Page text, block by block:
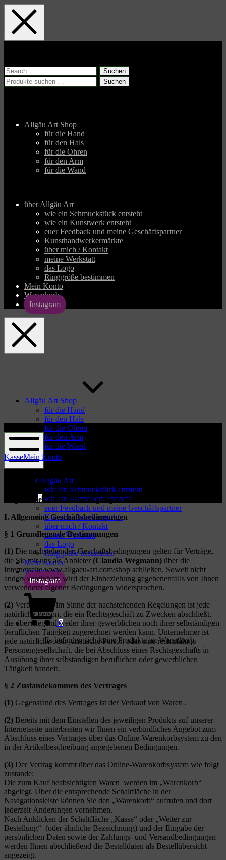
Skip
main
navigation
Skip
main
content
Skip
footer
Suchen
nach:
Suchen
Allgäu Art Shop
für die Hand
für den Hals
für die Ohren
für den Arm
für die Wand
über Allgäu Art
wie ein Schmuckstück entsteht
wie ein Kunstwerk entsteht
euer Feedback und meine Geschäftspartner
Kunsthandwerkermärkte
über mich / Kontakt
meine Werkstatt
das Logo
Ringgröße bestimmen
Mein Konto
Warenkorb
Instagram
Allgäu Art Shop
für die Hand
für den Hals
für die Ohren
für den Arm
für die Wand
über Allgäu Art
wie ein Schmuckstück entsteht
wie ein Kunstwerk entsteht
euer Feedback und meine Geschäftspartner
Kunsthandwerkermärkte
über mich / Kontakt
meine Werkstatt
das Logo
Ringgröße bestimmen
Mein Konto
Warenkorb
Instagram
Cart
0
Es befinden sich keine Produkte im Warenkorb.
art.com
Mobile
Menu
0
KasseMein Konto
Allgemeine Geschäftsbedingungen und Kundeninformationen
I. Allgemeine Geschäftsbedingungen
§ 1 Grundlegende Bestimmungen
(1) Die nachstehenden Geschäftsbedingungen gelten für Verträge,
die Sie mit uns als Anbieter (Claudia Wegmann) über die
Internetseite www.allgaeu-art.com/shop schließen. Soweit nicht
anders vereinbart, wird der Einbeziehung gegebenenfalls von Ihnen
verwendeter eigener Bedingungen widersprochen.
(2) Verbraucher im Sinne der nachstehenden Regelungen ist jede
natürliche Person, die ein Rechtsgeschäft zu Zwecken abschließt,
die überwiegend weder ihrer gewerblichen noch ihrer selbständigen
beruflichen Tätigkeit zugerechnet werden kann. Unternehmer ist
jede natürliche oder juristische Person oder eine rechtsfähige
Personengesellschaft, die bei Abschluss eines Rechtsgeschäfts in
Ausübung ihrer selbständigen beruflichen oder gewerblichen
Tätigkeit handelt.
§ 2 Zustandekommen des Vertrages
(1) Gegenstand des Vertrages ist der Verkauf von Waren .
(2) Bereits mit dem Einstellen des jeweiligen Produkts auf unserer
Internetseite unterbreiten wir Ihnen ein verbindliches Angebot zum
Abschluss eines Vertrages über das Online-Warenkorbsystem zu den
in der Artikelbeschreibung angegebenen Bedingungen.
(3) Der Vertrag kommt über das Online-Warenkorbsystem wie folgt
zustande:
Die zum Kauf beabsichtigten Waren werden im „Warenkorb“
abgelegt. Über die entsprechende Schaltfläche in der
Navigationsleiste können Sie den „Warenkorb“ aufrufen und dort
jederzeit Änderungen vornehmen.
Nach Anklicken der Schaltfläche „Kasse“ oder „Weiter zur
Bestellung“ (oder ähnliche Bezeichnung) und der Eingabe der
persönlichen Daten sowie der Zahlungs- und Versandbedingungen
werden Ihnen abschließend die Bestelldaten als Bestellübersicht
angezeigt.